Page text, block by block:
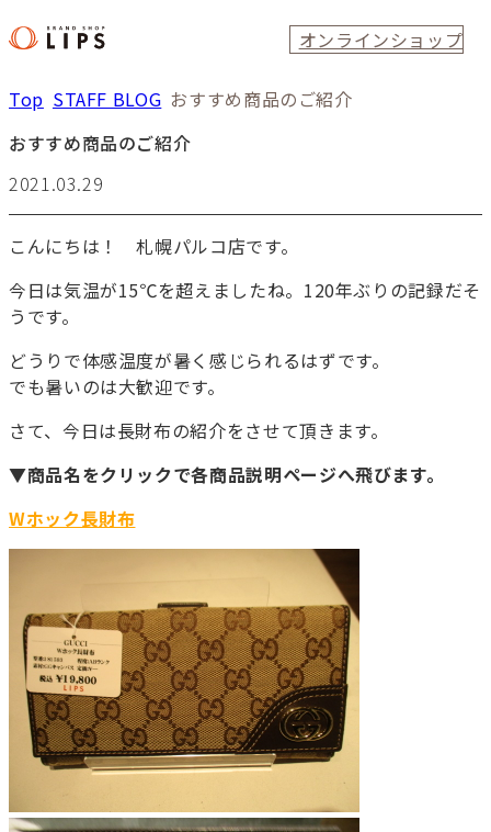
オンラインショップ
Top STAFF BLOG おすすめ商品のご紹介
おすすめ商品のご紹介
2021.03.29
こんにちは！ 札幌パルコ店です。
今日は気温が15℃を超えましたね。120年ぶりの記録だそ
うです。
どうりで体感温度が暑く感じられるはずです。
でも暑いのは大歓迎です。
さて、今日は長財布の紹介をさせて頂きます。
▼商品名をクリックで各商品説明ページへ飛びます。
Wホック長財布